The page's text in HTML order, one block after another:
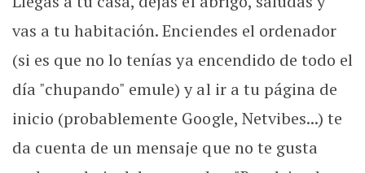
vas a tu habitación. Enciendes el ordenador
(si es que no lo tenías ya encendido de todo el
día "chupando" emule) y al ir a tu página de
inicio (probablemente Google, Netvibes...) te
da cuenta de un mensaje que no te gusta